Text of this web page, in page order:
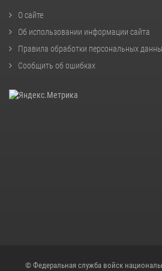
О сайте
Об использовании информации сайта
Правила обработки персональных
Сообщить об ошибках
© Федеральная служба войск